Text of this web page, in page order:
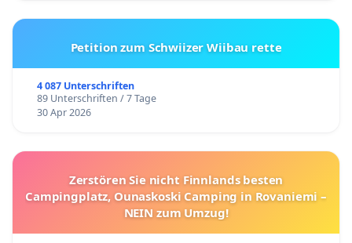
Petition zum Schwiizer Wiibau rette
4 087 Unterschriften
89 Unterschriften / 7 Tage
30 Apr 2026
Zerstören Sie nicht Finnlands besten
Campingplatz, Ounaskoski Camping in Rovaniemi –
NEIN zum Umzug!